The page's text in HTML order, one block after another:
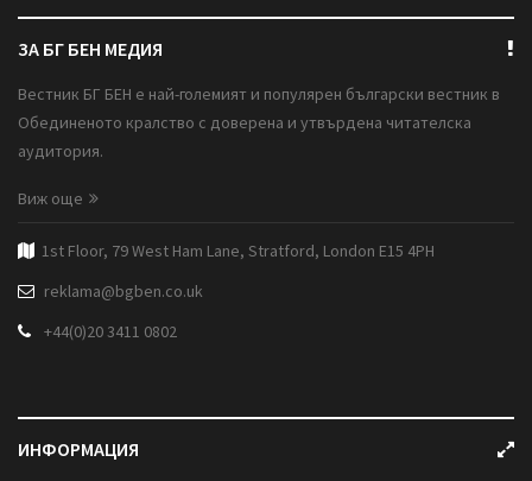
ЗА БГ БЕН МЕДИЯ
Вестник БГ БЕН е най-големият и популярен български вестник в
Обединеното кралство с доверена и утвърдена читателска
аудитория.
Виж още
1st Floor, 79 West Ham Lane, Stratford, London E15 4PH
reklama@bgben.co.uk
+44(0)20 3411 0802
ИНФОРМАЦИЯ